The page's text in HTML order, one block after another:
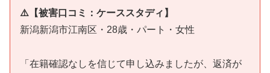
⚠️【被害口コミ：ケーススタディ】
新潟新潟市江南区・28歳・パート・女性
「在籍確認なしを信じて申し込みましたが、返済が